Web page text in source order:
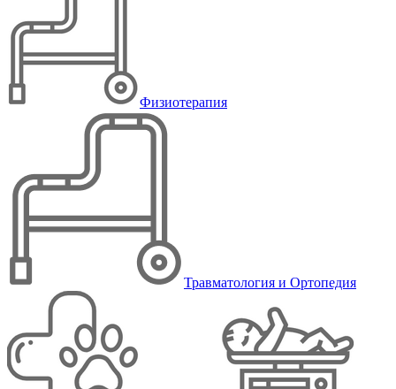
Физиотерапия
Травматология и Ортопедия